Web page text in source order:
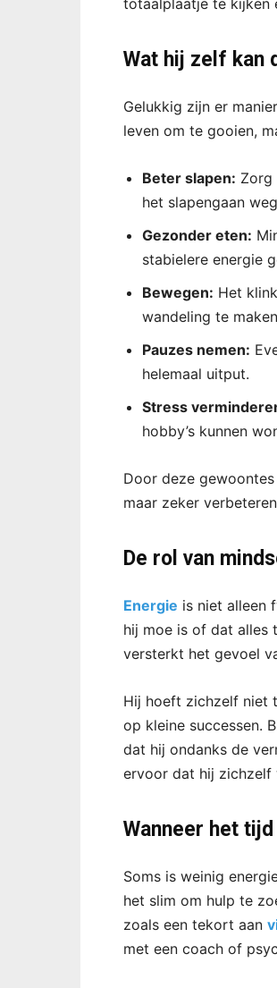
totaalplaatje te kijken
Wat hij zelf kan
Gelukkig zijn er
leven om te gooien,
Beter slapen: Zorg
het slapengaan
Gezonder eten:
stabielere energie
Bewegen: Het
wandeling te
Pauzes nemen:
helemaal uitput.
Stress
hobby’s kunnen
Door deze
maar zeker
De rol van
Energie is niet alleen
hij moe is of dat alles
versterkt het gevoel
Hij hoeft zichzelf niet
op kleine successen.
dat hij ondanks de
ervoor dat hij zichzelf
Wanneer het
Soms is weinig
het slim om hulp te
zoals een tekort aan
met een coach of